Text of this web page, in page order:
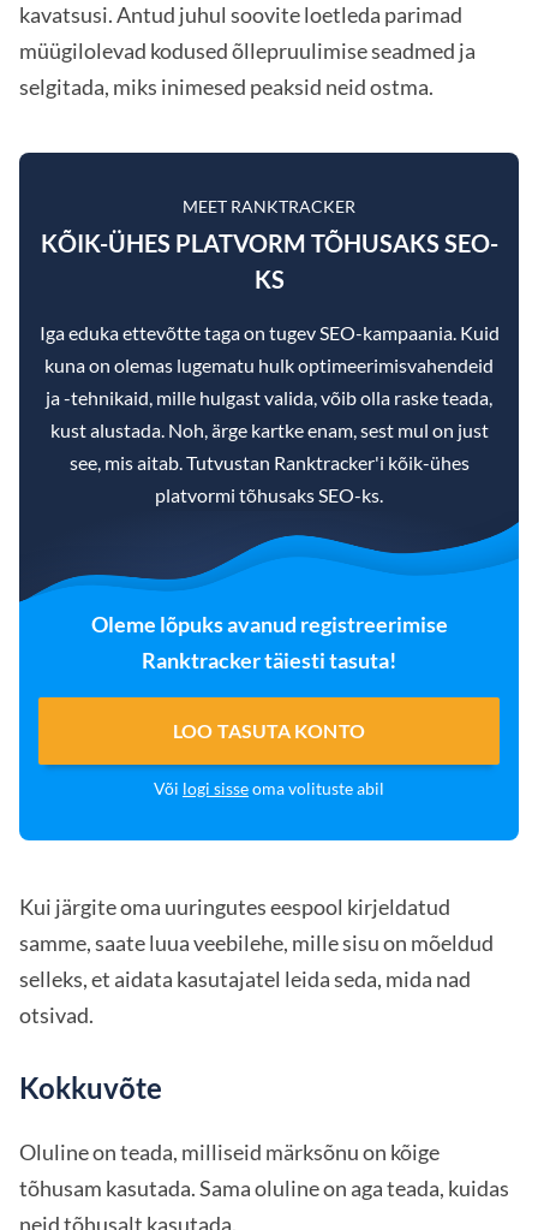
kavatsusi. Antud juhul soovite loetleda parimad
müügilolevad kodused õllepruulimise seadmed ja
selgitada, miks inimesed peaksid neid ostma.
MEET RANKTRACKER
KÕIK-ÜHES PLATVORM TÕHUSAKS SEO-
KS
Iga eduka ettevõtte taga on tugev SEO-kampaania. Kuid
kuna on olemas lugematu hulk optimeerimisvahendeid
ja -tehnikaid, mille hulgast valida, võib olla raske teada,
kust alustada. Noh, ärge kartke enam, sest mul on just
see, mis aitab. Tutvustan Ranktracker'i kõik-ühes
platvormi tõhusaks SEO-ks.
Oleme lõpuks avanud registreerimise
Ranktracker täiesti tasuta!
LOO TASUTA KONTO
Või logi sisseoma volituste abil
Kui järgite oma uuringutes eespool kirjeldatud
samme, saate luua veebilehe, mille sisu on mõeldud
selleks, et aidata kasutajatel leida seda, mida nad
otsivad.
Kokkuvõte
Oluline on teada, milliseid märksõnu on kõige
tõhusam kasutada. Sama oluline on aga teada, kuidas
neid tõhusalt kasutada.